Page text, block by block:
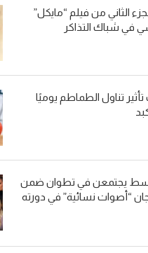
الثاني من فيلم “مايكل”
في شباك التذاكر
تناول الطماطم يوميًا
يجتمعن في تطوان ضمن
“أصوات نسائية” في دورته